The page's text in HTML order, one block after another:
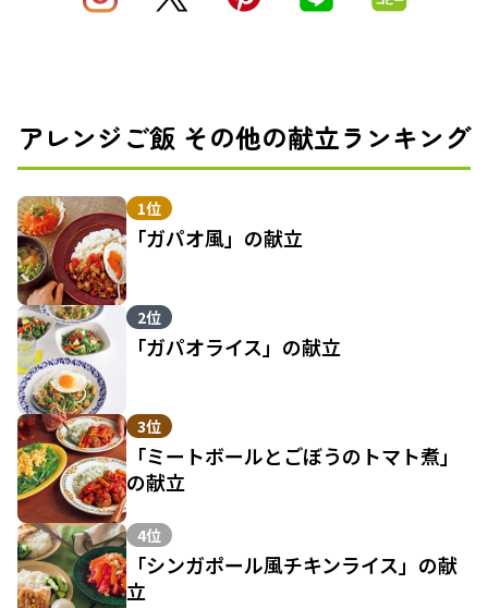
アレンジご飯 その他の献立ランキング
1位
「ガパオ風」の献立
2位
「ガパオライス」の献立
3位
「ミートボールとごぼうのトマト煮」
の献立
4位
「シンガポール風チキンライス」の献
立